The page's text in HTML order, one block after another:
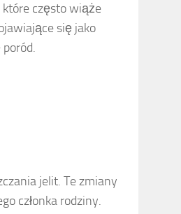
które często wiąże
się jako
jelit. Te zmiany
członka rodziny.